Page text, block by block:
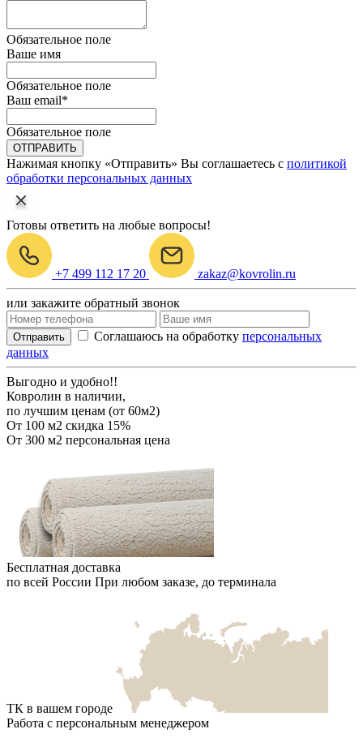
Обязательное поле
Ваше имя
Обязательное поле
Ваш email*
Обязательное поле
ОТПРАВИТЬ
Нажимая кнопку «Отправить» Вы соглашаетесь с политикой
обработки персональных данных
Готовы ответить на любые вопросы!
+7 499 112 17 20 zakaz@kovrolin.ru
или закажите обратный звонок
Отправить Соглашаюсь на обработку персональных
данных
Выгодно и удобно!!
Ковролин в наличии,
по лучшим ценам (от 60м2)
От 100 м2 скидка 15%
От 300 м2 персональная цена
Бесплатная доставка
по всей России При любом заказе, до терминала
ТК в вашем городе
Работа с персональным менеджером